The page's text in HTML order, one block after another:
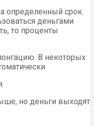
определенный срок.
деньгами
то проценты
В некоторых
но деньги выходят